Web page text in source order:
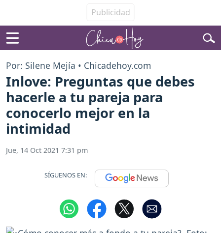
Por: Silene Mejía • Chicadehoy.com
Inlove: Preguntas que debes
hacerle a tu pareja para
conocerlo mejor en la
intimidad
Jue, 14 Oct 2021 7:31 pm
SÍGUENOS EN: